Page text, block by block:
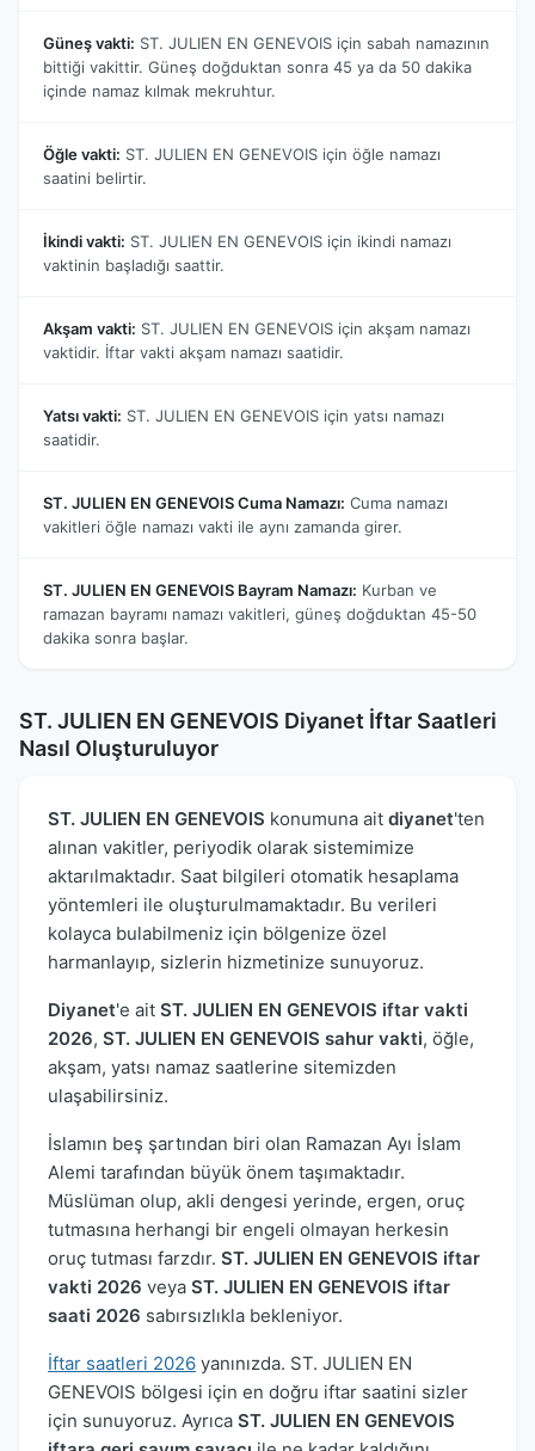
Güneş vakti: ST. JULIEN EN GENEVOIS için sabah namazının
bittiği vakittir. Güneş doğduktan sonra 45 ya da 50 dakika
içinde namaz kılmak mekruhtur.
Öğle vakti: ST. JULIEN EN GENEVOIS için öğle namazı
saatini belirtir.
İkindi vakti: ST. JULIEN EN GENEVOIS için ikindi namazı
vaktinin başladığı saattir.
Akşam vakti: ST. JULIEN EN GENEVOIS için akşam namazı
vaktidir. İftar vakti akşam namazı saatidir.
Yatsı vakti: ST. JULIEN EN GENEVOIS için yatsı namazı
saatidir.
ST. JULIEN EN GENEVOIS Cuma Namazı: Cuma namazı
vakitleri öğle namazı vakti ile aynı zamanda girer.
ST. JULIEN EN GENEVOIS Bayram Namazı: Kurban ve
ramazan bayramı namazı vakitleri, güneş doğduktan 45-50
dakika sonra başlar.
ST. JULIEN EN GENEVOIS Diyanet İftar Saatleri
Nasıl Oluşturuluyor
ST. JULIEN EN GENEVOIS konumuna ait diyanet'ten
alınan vakitler, periyodik olarak sistemimize
aktarılmaktadır. Saat bilgileri otomatik hesaplama
yöntemleri ile oluşturulmamaktadır. Bu verileri
kolayca bulabilmeniz için bölgenize özel
harmanlayıp, sizlerin hizmetinize sunuyoruz.
Diyanet'e ait ST. JULIEN EN GENEVOIS iftar vakti
2026, ST. JULIEN EN GENEVOIS sahur vakti, öğle,
akşam, yatsı namaz saatlerine sitemizden
ulaşabilirsiniz.
İslamın beş şartından biri olan Ramazan Ayı İslam
Alemi tarafından büyük önem taşımaktadır.
Müslüman olup, akli dengesi yerinde, ergen, oruç
tutmasına herhangi bir engeli olmayan herkesin
oruç tutması farzdır. ST. JULIEN EN GENEVOIS iftar
vakti 2026 veya ST. JULIEN EN GENEVOIS iftar
saati 2026 sabırsızlıkla bekleniyor.
İftar saatleri 2026 yanınızda. ST. JULIEN EN
GENEVOIS bölgesi için en doğru iftar saatini sizler
için sunuyoruz. Ayrıca ST. JULIEN EN GENEVOIS